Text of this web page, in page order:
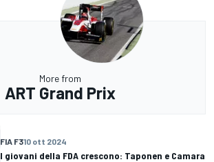
More from
ART Grand Prix
FIA F310 ott 2024
I giovani della FDA crescono: Taponen e Camara